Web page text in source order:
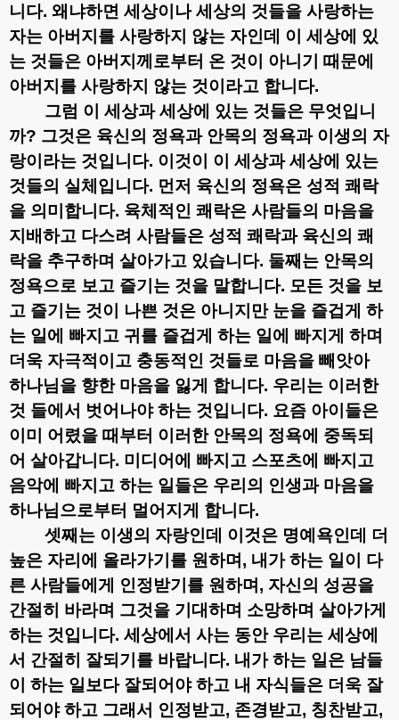
니다. 왜냐하면 세상이나 세상의 것들을 사랑하는
자는 아버지를 사랑하지 않는 자인데 이 세상에 있
는 것들은 아버지께로부터 온 것이 아니기 때문에
아버지를 사랑하지 않는 것이라고 합니다.
그럼 이 세상과 세상에 있는 것들은 무엇입니
까? 그것은 육신의 정욕과 안목의 정욕과 이생의 자
랑이라는 것입니다. 이것이 이 세상과 세상에 있는
것들의 실체입니다. 먼저 육신의 정욕은 성적 쾌락
을 의미합니다. 육체적인 쾌락은 사람들의 마음을
지배하고 다스려 사람들은 성적 쾌락과 육신의 쾌
락을 추구하며 살아가고 있습니다. 둘째는 안목의
정욕으로 보고 즐기는 것을 말합니다. 모든 것을 보
고 즐기는 것이 나쁜 것은 아니지만 눈을 즐겁게 하
는 일에 빠지고 귀를 즐겁게 하는 일에 빠지게 하며
더욱 자극적이고 충동적인 것들로 마음을 빼앗아
하나님을 향한 마음을 잃게 합니다. 우리는 이러한
것 들에서 벗어나야 하는 것입니다. 요즘 아이들은
이미 어렸을 때부터 이러한 안목의 정욕에 중독되
어 살아갑니다. 미디어에 빠지고 스포츠에 빠지고
음악에 빠지고 하는 일들은 우리의 인생과 마음을
하나님으로부터 멀어지게 합니다.
셋째는 이생의 자랑인데 이것은 명예욕인데 더
높은 자리에 올라가기를 원하며 , 내가 하는 일이 다
른 사람들에게 인정받기를 원하며 , 자신의 성공을
간절히 바라며 그것을 기대하며 소망하며 살아가게
하는 것입니다. 세상에서 사는 동안 우리는 세상에
서 간절히 잘되기를 바랍니다. 내가 하는 일은 남들
이 하는 일보다 잘되어야 하고 내 자식들은 더욱 잘
되어야 하고 그래서 인정받고, 존경받고, 칭찬받고,